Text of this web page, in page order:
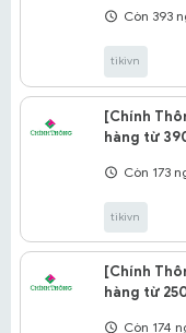
Còn 393
tikivn
[Chính
hàng từ
Còn 173
tikivn
[Chính
hàng từ
Còn 174